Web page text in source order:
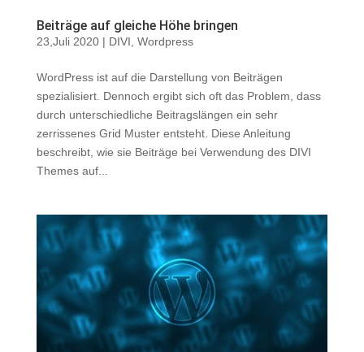
Beiträge auf gleiche Höhe bringen
23,Juli 2020| DIVI Wordpress
WordPress ist auf die Darstellung von Beiträgen
spezialisiert. Dennoch ergibt sich oft das Problem, dass
durch unterschiedliche Beitragslängen ein sehr
zerrissenes Grid Muster entsteht. Diese Anleitung
beschreibt, wie sie Beiträge bei Verwendung des DIVI
Themes auf...